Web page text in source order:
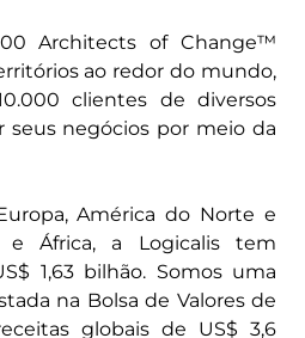
Architects of Change™
ao redor do mundo,
clientes de diversos
seus negócios por meio da
América do Norte e
e África, a Logicalis tem
1,63 bilhão. Somos uma
na Bolsa de Valores de
globais de US$ 3,6